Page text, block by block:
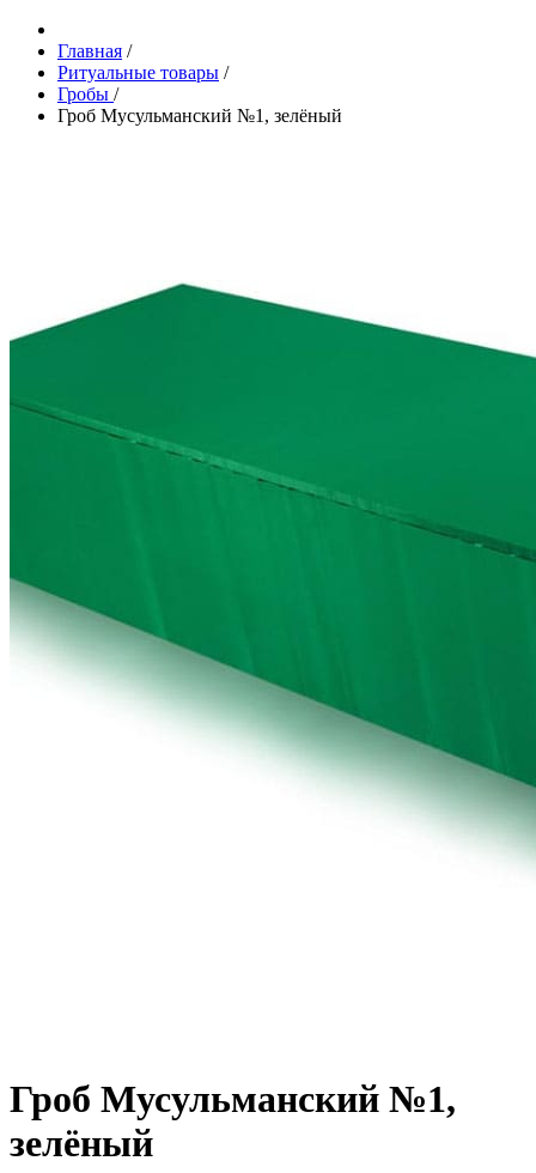
Главная /
Ритуальные товары /
Гробы /
Гроб Мусульманский №1, зелёный
Гроб Мусульманский №1,
зелёный